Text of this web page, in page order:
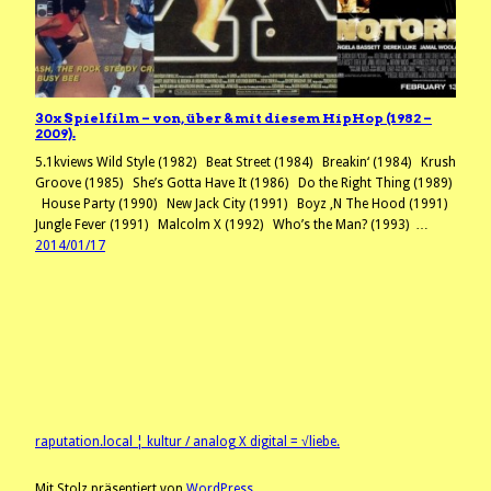
30x Spielfilm – von, über & mit diesem HipHop (1982 –
2009).
5.1kviews Wild Style (1982) Beat Street (1984) Breakin‘ (1984) Krush
Groove (1985) She’s Gotta Have It (1986) Do the Right Thing (1989)
House Party (1990) New Jack City (1991) Boyz ‚N The Hood (1991)
Jungle Fever (1991) Malcolm X (1992) Who’s the Man? (1993) …
2014/01/17
raputation.local ¦ kultur / analog X digital = √liebe.